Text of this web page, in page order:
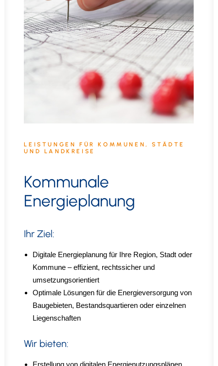
LEISTUNGEN FÜR KOMMUNEN, STÄDTE
UND LANDKREISE
Kommunale
Energieplanung
Ihr Ziel:
Digitale Energieplanung für Ihre Region, Stadt oder
Kommune – effizient, rechtssicher und
umsetzungsorientiert
Optimale Lösungen für die Energieversorgung von
Baugebieten, Bestandsquartieren oder einzelnen
Liegenschaften
Wir bieten:
Erstellung von digitalen Energienutzungsplänen